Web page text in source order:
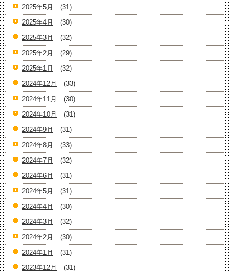
2025年5月
(31)
2025年4月
(30)
2025年3月
(32)
2025年2月
(29)
2025年1月
(32)
2024年12月
(33)
2024年11月
(30)
2024年10月
(31)
2024年9月
(31)
2024年8月
(33)
2024年7月
(32)
2024年6月
(31)
2024年5月
(31)
2024年4月
(30)
2024年3月
(32)
2024年2月
(30)
2024年1月
(31)
2023年12月
(31)